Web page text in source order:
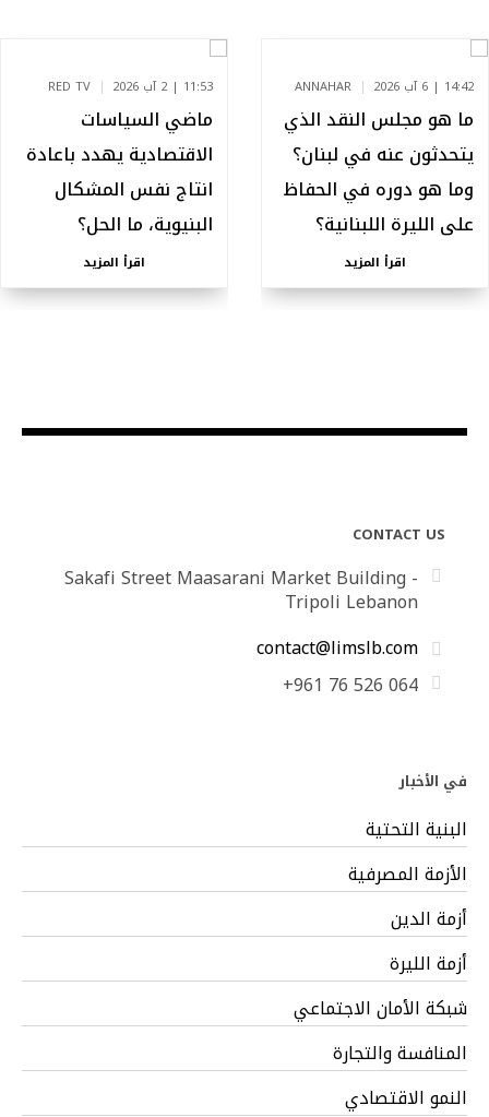
14:42 | 6 آب 2026 ANNAHAR
ما هو مجلس النقد الذي
يتحدثون عنه في لبنان؟
وما هو دوره في الحفاظ
على الليرة اللبنانية؟
اقرأ المزيد
11:53 | 2 آب 2026 RED TV
ماضي السياسات
الاقتصادية يهدد باعادة
انتاج نفس المشكال
البنيوية، ما الحل؟
اقرأ المزيد
CONTACT US
Sakafi Street Maasarani Market Building -
Tripoli Lebanon
contact@limslb.com
+961 76 526 064
في الأخبار
البنية التحتية
الأزمة المصرفية
أزمة الدين
أزمة الليرة
شبكة الأمان الاجتماعي
المنافسة والتجارة
النمو الاقتصادي